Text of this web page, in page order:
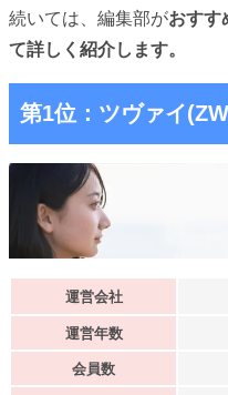
続いては、編集部がおすす
て詳しく紹介します。
第1位：ツヴァイ
運営会社
運営年数
会員数